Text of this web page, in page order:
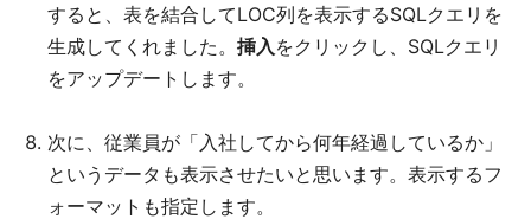
すると、表を結合してLOC列を表示するSQLクエリを
生成してくれました。 挿入 をクリックし、SQLクエリ
をアップデートします。
次に、従業員が「入社してから何年経過しているか」
というデータも表示させたいと思います。表示するフ
ォーマットも指定します。